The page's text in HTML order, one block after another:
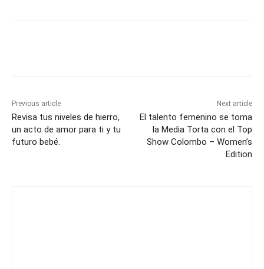
Previous article
Revisa tus niveles de hierro,
un acto de amor para ti y tu
futuro bebé.
Next article
El talento femenino se toma
la Media Torta con el Top
Show Colombo – Women’s
Edition